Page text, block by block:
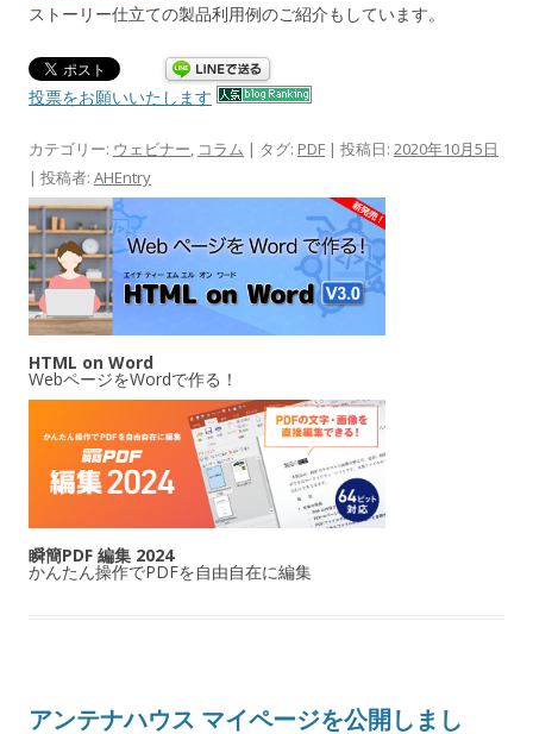
ストーリー仕立ての製品利用例のご紹介もしています。
投票をお願いいたします
カテゴリー: ウェビナー, コラム | タグ: PDF | 投稿日: 2020年10月5日
| 投稿者: AHEntry
HTML on Word
WebページをWordで作る！
瞬簡PDF 編集 2024
かんたん操作でPDFを自由自在に編集
アンテナハウス マイページを公開しまし